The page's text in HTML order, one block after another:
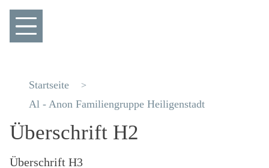
Startseite
Al - Anon Familiengruppe Heiligenstadt
Überschrift H2
Überschrift H3